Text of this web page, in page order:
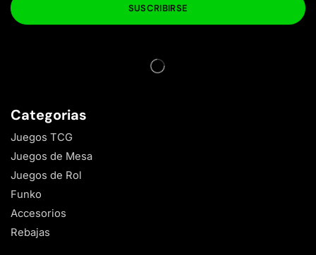
Categorias
Juegos TCG
Juegos de Mesa
Juegos de Rol
Funko
Accesorios
Rebajas